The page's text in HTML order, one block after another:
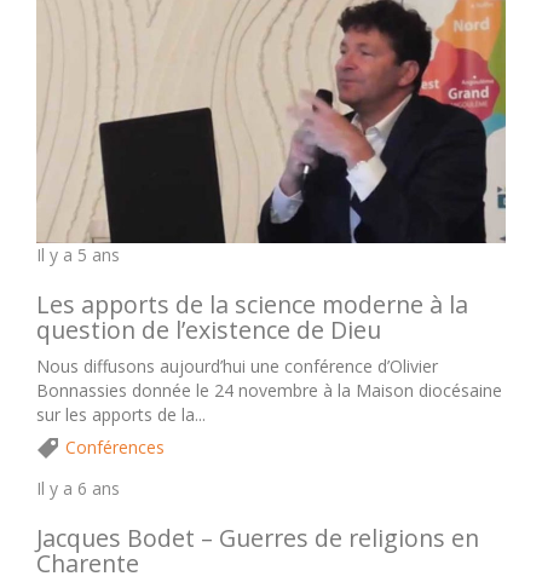
Il y a 5 ans
Les apports de la science moderne à la
question de l’existence de Dieu
Nous diffusons aujourd’hui une conférence d’Olivier
Bonnassies donnée le 24 novembre à la Maison diocésaine
sur les apports de la...
Conférences
Il y a 6 ans
Jacques Bodet – Guerres de religions en
Charente